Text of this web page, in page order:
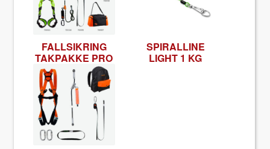
FALLSIKRING
TAKPAKKE PRO
SPIRALLINE
LIGHT 1 KG